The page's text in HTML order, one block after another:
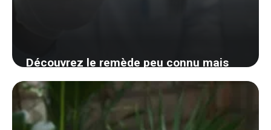
Découvrez le remède peu connu mais
redoutable de votre dentiste pour dire
adieu aux caries
30 août 2024